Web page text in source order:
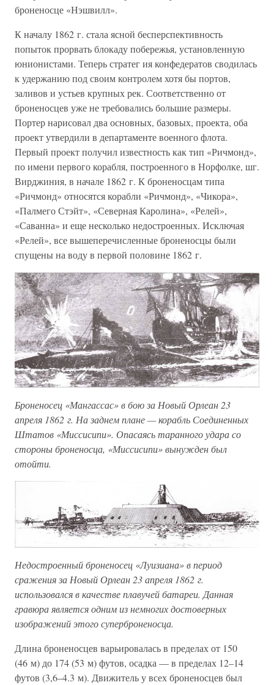
броненосце «Нэшвилл».
К началу 1862 г. стала ясной бесперспективность
попыток прорвать блокаду побережья, установленную
юнионистами. Теперь стратег ия конфедератов сводилась
к удержанию под своим контролем хотя бы портов,
заливов и устьев крупных рек. Соответственно от
броненосцев уже не требовались большие размеры.
Портер нарисовал два основных, базовых, проекта, оба
проект утвердили в департаменте военного флота.
Первый проект получил известность как тип «Ричмонд»,
по имени первого корабля, построенного в Норфолке, шг.
Вирджиния, в начале 1862 г. К броненосцам типа
«Ричмонд» относятся корабли «Ричмонд», «Чикора»,
«Палмего Стэйт», «Северная Каролина», «Релей»,
«Саванна» и еще несколько недостроенных. Исключая
«Релей», все вышеперечисленные броненосцы были
спущены на воду в первой половине 1862 г.
Броненосец «Мангассас» в бою за Новый Орлеан 23
апреля 1862 г. На заднем плане — корабль Соединенных
Штатов «Миссисипи». Опасаясь таранного удара со
стороны броненосца, «Миссисипи» вынужден был
отойти.
Недостроенный броненосец «Луизиана» в период
сражения за Новый Орлеан 23 апреля 1862 г.
использовался в качестве плавучей батареи. Данная
гравюра является одним из немногих достоверных
изображений этого суперброненосца.
Длина броненосцев варьировалась в пределах от 150
(46 м) до 174 (53 м) футов, осадка — в пределах 12–14
футов (3,6–4.3 м). Движитель у всех броненосцев был